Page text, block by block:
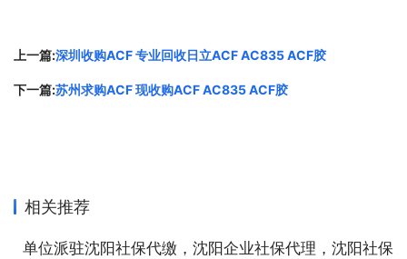
床、工具磨床、齿轮切前和精加工机床、刨床、插床和拉
力机棒材、型材和管材加工机线材成型机用于生产螺栓、螺
电腐蚀和其他电化学机器、打标和雕該机教育用机床微机械
上一篇:深圳收购ACF 专业回收日立ACF AC835 ACF胶
下一篇:苏州求购ACF 现收购ACF AC835 ACF胶
相关推荐
单位派驻沈阳社保代缴，沈阳企业社保代理，沈阳社保